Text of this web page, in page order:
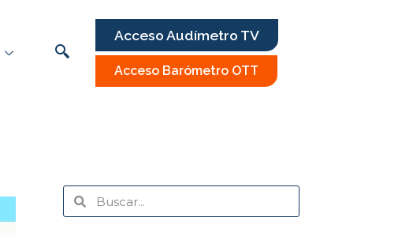
Acceso Audímetro TV
Acceso Barómetro OTT